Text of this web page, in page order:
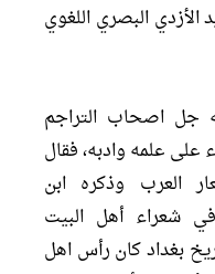
البصري اللغوي
جل اصحاب التراجم
علی علمه وادبه، فقال
العرب وذكره ابن
شعراء أهل البيت
بغداد كان رأس اهل